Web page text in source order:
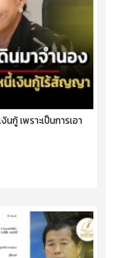
กู้ เพราะเป็นการเอา